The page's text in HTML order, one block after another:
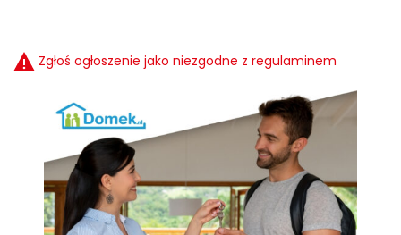
Zgłoś ogłoszenie jako niezgodne z regulaminem